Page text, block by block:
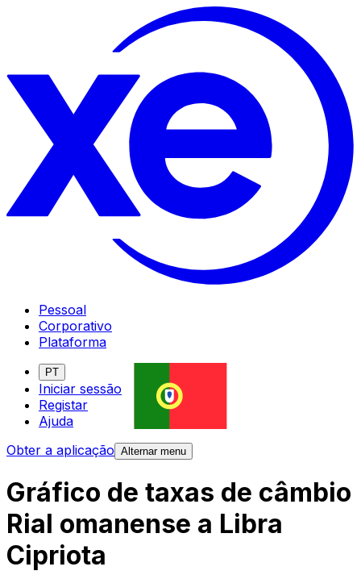
Pessoal
Corporativo
Plataforma
PT
Iniciar sessão
Registar
Ajuda
Obter a aplicação Alternar menu
Gráfico de taxas de câmbio
Rial omanense a Libra
Cipriota